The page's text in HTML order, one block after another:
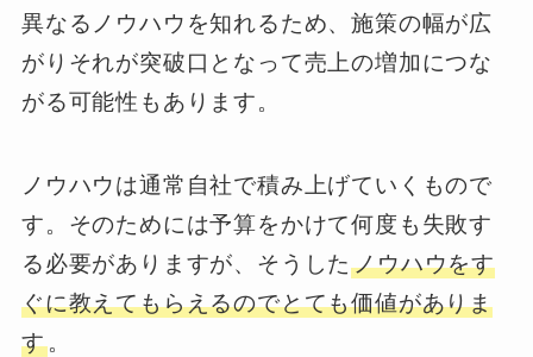
異なるノウハウを知れるため、施策の幅が広
がりそれが突破口となって売上の増加につな
がる可能性もあります。
ノウハウは通常自社で積み上げていくもので
す。そのためには予算をかけて何度も失敗す
る必要がありますが、そうしたノウハウをす
ぐに教えてもらえるのでとても価値がありま
す。